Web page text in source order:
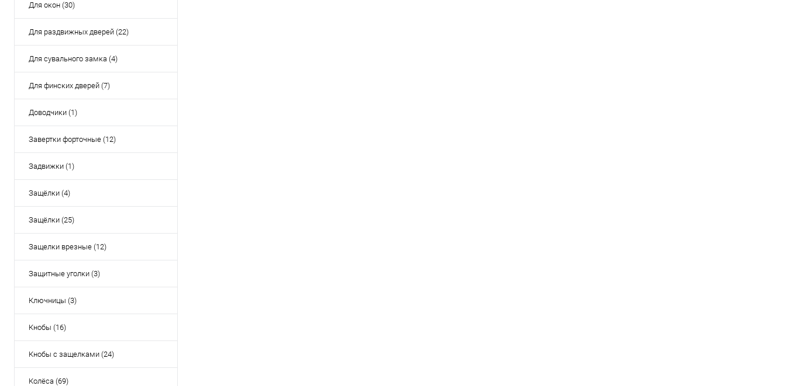
Для окон (30)
Для раздвижных дверей (22)
Для сувального замка (4)
Для финских дверей (7)
Доводчики (1)
Завертки форточные (12)
Задвижки (1)
Защёлки (4)
Защёлки (25)
Защелки врезные (12)
Защитные уголки (3)
Ключницы (3)
Кнобы (16)
Кнобы с защелками (24)
Колёса (69)